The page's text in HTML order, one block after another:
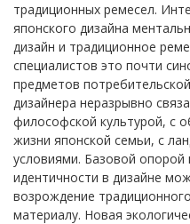
традиционных ремесел.
японского дизайна
дизайн и традиционное
специалистов это почти
предметов
дизайнера неразрывно
философской культурой, с
жизни японской семьи, с
условиями. Базовой опорой
идентичности в дизайне
возрождение
материалу. Новая